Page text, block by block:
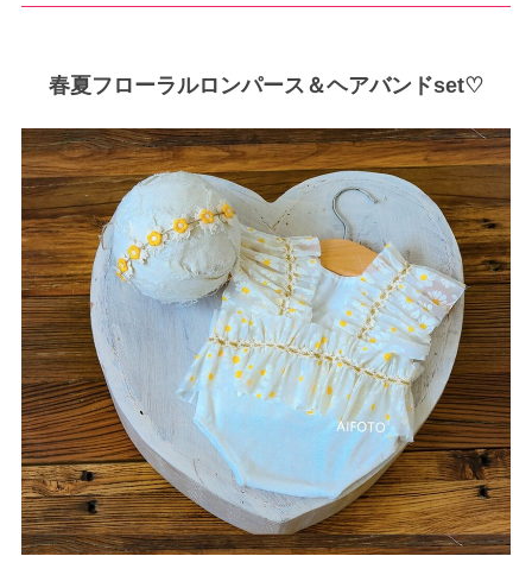
春夏フローラルロンパース＆ヘアバンドset♡